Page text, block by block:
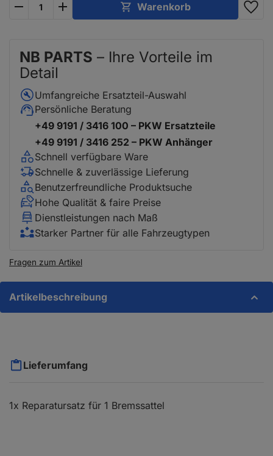
Warenkorb
NB PARTS – Ihre Vorteile im
Detail
Umfangreiche Ersatzteil-Auswahl
Persönliche Beratung
+49 9191 / 3416 100 – PKW Ersatzteile
+49 9191 / 3416 252 – PKW Anhänger
Schnell verfügbare Ware
Schnelle & zuverlässige Lieferung
Benutzerfreundliche Produktsuche
Hohe Qualität & faire Preise
Dienstleistungen nach Maß
Starker Partner für alle Fahrzeugtypen
Fragen zum Artikel
Artikelbeschreibung
Lieferumfang
1x Reparatursatz für 1 Bremssattel